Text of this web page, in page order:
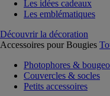
Les idées cadeaux
Les emblématiques
Découvrir la décoration
Accessoires pour Bougies
Photophores &
Couvercles & socles
Petits accessoires